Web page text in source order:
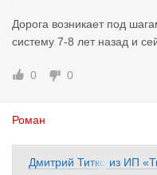
Дорога возникает под
систему 7-8 лет назад и
0 0
Роман
Дмитрий Титко из ИП